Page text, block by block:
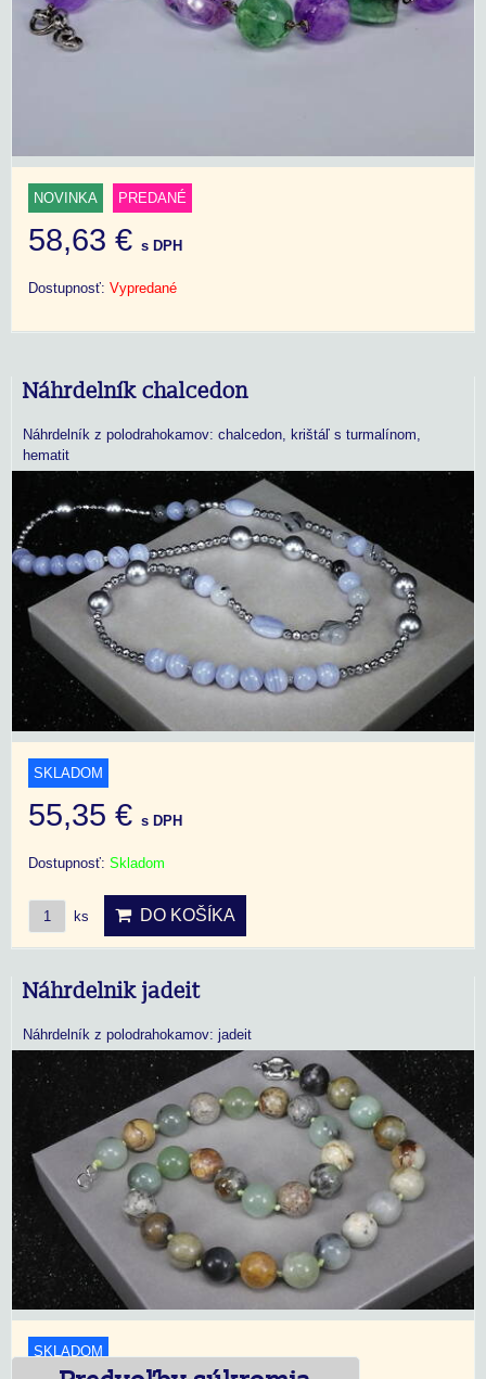
NOVINKA PREDANÉ
58,63 € s DPH
Dostupnosť: Vypredané
Náhrdelník chalcedon
Náhrdelník z polodrahokamov: chalcedon, krištáľ s turmalínom,
hematit
SKLADOM
55,35 € s DPH
Dostupnosť: Skladom
ks DO KOŠÍKA
Náhrdelnik jadeit
Náhrdelník z polodrahokamov: jadeit
SKLADOM